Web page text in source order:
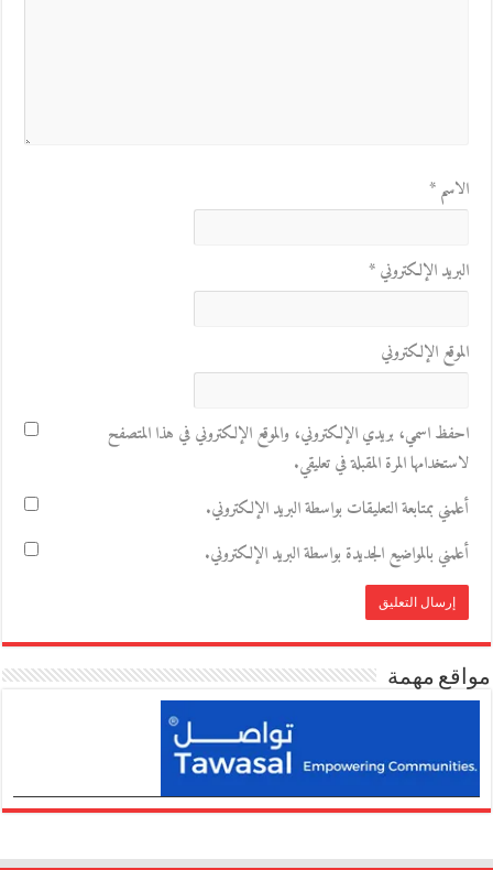
الاسم*
البريد الإلكتروني*
الموقع الإلكتروني
احفظ اسمي، بريدي الإلكتروني، والموقع الإلكتروني في هذا المتصفح
لاستخدامها المرة المقبلة في تعليقي.
أعلمني بمتابعة التعليقات بواسطة البريد الإلكتروني.
أعلمني بالمواضيع الجديدة بواسطة البريد الإلكتروني.
مواقع مهمة